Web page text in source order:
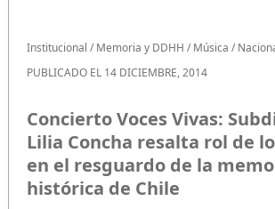
Institucional /Memoria y DDHH /Música /
PUBLICADO EL 14 DICIEMBRE, 2014
Concierto Voces Vivas:
Lilia Concha resalta rol de
en el resguardo de la
histórica de Chile